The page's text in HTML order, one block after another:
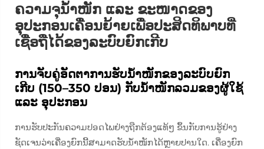
ຄວາມຈຸນ້ຳໜັກ ແລະ ຂະໜາດຂອງ
ອຸປະກອນເຄື່ອນຍ້າຍເພື່ອປະສິດທິພາບທີ່
ເຊື່ອຖືໄດ້ຂອງລະບົບຍົກເກີບ
ການຈັບຄູ່ອັດຕາການຮັບນ້ຳໜັກຂອງລະບົບຍົກ
ເກີບ (150–350 ປອນ) ກັບນ້ຳໜັກລວມຂອງຜູ້ໃຊ້
ແລະ ອຸປະກອນ
ການຮັບປະກັນຄວາມປອດໄພຢ່າງຖືກຕ້ອງແທ້ໆ ຂຶ້ນກັບການຮູ້ຢ່າງ
ຊັດເຈນວ່າເຄື່ອງຍົກນີ້ສາມາດຮັບນ້ຳໜັກໄດ້ຫຼາຍປານໃດ. ເຄື່ອງຍົກ